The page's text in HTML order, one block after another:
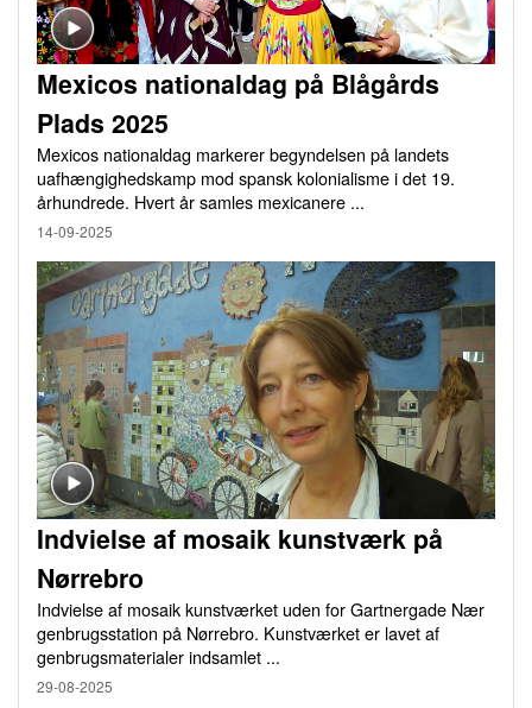
Mexicos nationaldag på Blågårds
Plads 2025
Mexicos nationaldag markerer begyndelsen på landets
uafhængighedskamp mod spansk kolonialisme i det 19.
århundrede. Hvert år samles mexicanere ...
14-09-2025
Indvielse af mosaik kunstværk på
Nørrebro
Indvielse af mosaik kunstværket uden for Gartnergade Nær
genbrugsstation på Nørrebro. Kunstværket er lavet af
genbrugsmaterialer indsamlet ...
29-08-2025